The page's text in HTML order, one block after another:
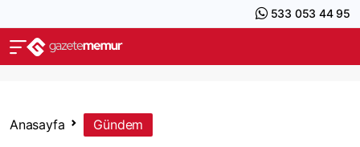
533 053 44 95
Anasayfa Gündem